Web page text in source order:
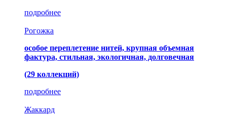
подробнее
Рогожка
особое переплетение нитей, крупная объемная
фактура, стильная, экологичная, долговечная
(29 коллекций)
подробнее
Жаккард